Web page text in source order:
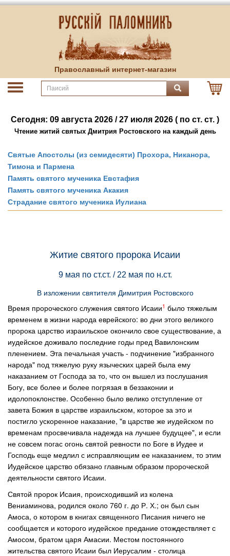
Православный интернет-магазин
Сегодня: 09 августа 2026 / 27 июля 2026 ( по ст. ст. )
Чтение житий святых Дмитрия Ростовского на каждый день
Святые Апостолы (из семидесяти) Прохора, Никанора,
Тимона и Пармена
Память святого мученика Евстафия
Память святого мученика Акакия
Страдание святого мученика Иулиана
Житие святого пророка Исаии
9 мая по ст.ст. / 22 мая по н.ст.
В изложении святителя Димитрия Ростовского
Время пророческого служения святого Исаии1 было тяжелым
временем в жизни народа еврейского: во дни этого великого
пророка царство израильское окончило свое существование, а
иудейское доживало последние годы пред Вавилонским
пленением. Эта печальная участь - подчинение "избранного
народа" под тяжелую руку языческих царей была ему
наказанием от Господа за то, что он вышел из послушания
Богу, все более и более погрязая в беззаконии и
идолопоклонстве. Особенно было велико отступление от
завета Божия в царстве израильском, которое за это и
постигло ускоренное наказание, "в царстве же иудейском по
временам просвечивала надежда на лучшее будущее", и если
не совсем погас огонь святой ревности по Боге в Иудее и
Господь еще медлил с исправляющим ее наказанием, то этим
Иудейское царство обязано главным образом пророческой
деятельности святого Исаии.
Святой пророк Исаия, происходивший из колена
Вениаминова, родился около 760 г. до Р. Х.; он был сын
Амоса, о котором в книгах священного Писания ничего не
сообщается и которого иудейское предание отождествляет с
Амосом, братом царя Амасии. Местом постоянного
жительства святого Исаии был Иерусалим - столица